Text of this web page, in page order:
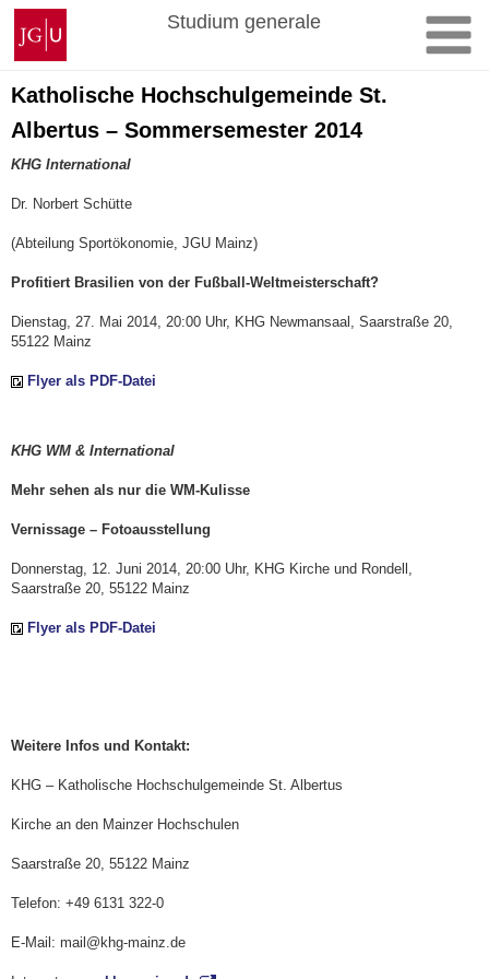
Zum
Inhalt
springen
Johannes
Gutenberg-
Universität
Mainz
Studium generale
Katholische Hochschulgemeinde St.
Albertus – Sommersemester 2014
KHG International
Dr. Norbert Schütte
(Abteilung Sportökonomie, JGU Mainz)
Profitiert Brasilien von der Fußball-Weltmeisterschaft?
Dienstag, 27. Mai 2014, 20:00 Uhr, KHG Newmansaal, Saarstraße 20,
55122 Mainz
Flyer als PDF-Datei
KHG WM & International
Mehr sehen als nur die WM-Kulisse
Vernissage – Fotoausstellung
Donnerstag, 12. Juni 2014, 20:00 Uhr, KHG Kirche und Rondell,
Saarstraße 20, 55122 Mainz
Flyer als PDF-Datei
Weitere Infos und Kontakt:
KHG – Katholische Hochschulgemeinde St. Albertus
Kirche an den Mainzer Hochschulen
Saarstraße 20, 55122 Mainz
Telefon: +49 6131 322-0
E-Mail: mail@khg-mainz.de